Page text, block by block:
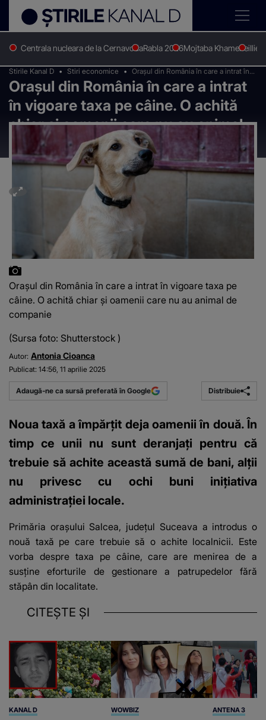
Centrala nucleara de la CernavodaRabla 2026Mojtaba KhameneiIlie
Stirile Kanal D Stiri economice
Orașul din România în care a intrat în
vigoare taxa pe câine. O achită chiar și
oamenii care nu au animal de
companie
Orașul din România în care a intrat
în vigoare taxa pe câine. O achită
chiar și oamenii care nu au animal
de companie
Orașul din România în care a intrat în vigoare taxa pe
câine. O achită chiar și oamenii care nu au animal de
companie
(Sursa foto: Shutterstock )
Autor: Antonia Cioanca
Publicat: 14:56, 11 aprilie 2025
Adaugă-ne ca sursă preferată în Google Distribuie
Noua taxă a împărțit deja oamenii în două. În
timp ce unii nu sunt deranjați pentru că
trebuie să achite această sumă de bani, alții
nu privesc cu ochi buni inițiativa
administrației locale.
Primăria orașului Salcea, județul Suceava a introdus o
nouă taxă pe care trebuie să o achite localnicii. Este
vorba despre taxa pe câine, care are menirea de a
susține eforturile de gestionare a patrupedelor fără
stăpân din localitate.
CITEȘTE ȘI
KANAL D WOWBIZ ANTENA 3